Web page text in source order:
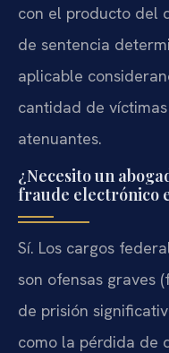
con el producto del
de sentencia
aplicable
cantidad de
atenuantes.
¿Necesito un
fraude electrónico
Sí. Los cargos
son ofensas graves
de prisión
como la pérdida de